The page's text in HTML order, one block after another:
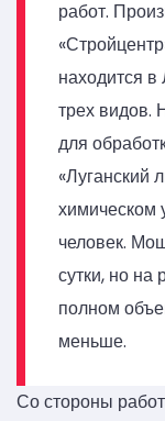
работ.
находится в
трех видов.
для
«Луганский
химическом
человек.
сутки, но
полном
меньше.
Со стороны